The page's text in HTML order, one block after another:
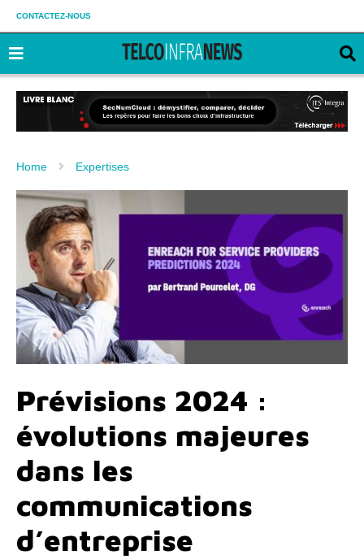
CONTACTEZ-NOUS
Home Expertises
Prévisions 2024 :
évolutions majeures
dans les
communications
d’entreprise